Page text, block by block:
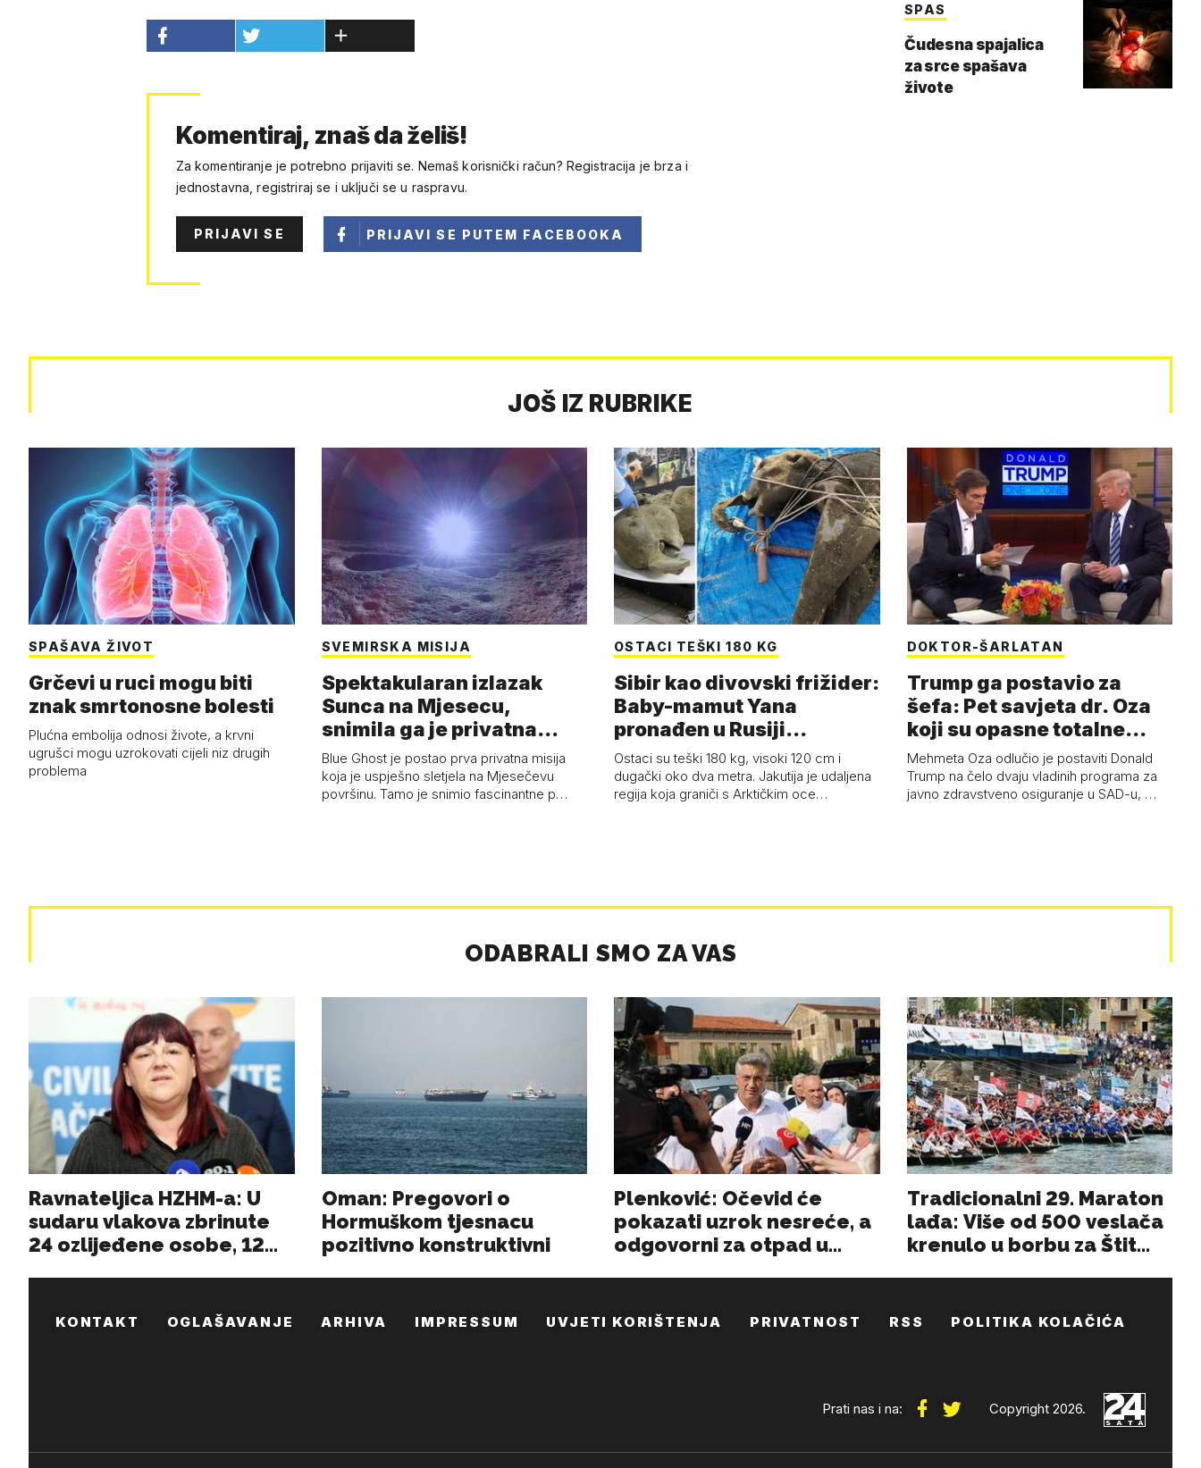
Komentiraj, znaš da želiš!
Za komentiranje je potrebno prijaviti se. Nemaš korisnički račun? Registracija je brza i
jednostavna, registriraj se i uključi se u raspravu.
PRIJAVI SE PRIJAVI SE PUTEM FACEBOOKA
SPAS
Čudesna spajalica
za srce spašava
živote
JOŠ IZ RUBRIKE
SPAŠAVA ŽIVOT
Grčevi u ruci mogu biti
znak smrtonosne bolesti
Plućna embolija odnosi živote, a krvni
ugrušci mogu uzrokovati cijeli niz drugih
problema
SVEMIRSKA MISIJA
Spektakularan izlazak
Sunca na Mjesecu,
snimila ga je privatna
letjelica - 'Pla…
Blue Ghost je postao prva privatna misija
koja je uspješno sletjela na Mjesečevu
površinu. Tamo je snimio fascinantne p…
OSTACI TEŠKI 180 KG
Sibir kao divovski frižider:
Baby-mamut Yana
pronađen u Rusiji
najsačuvaniji je…
Ostaci su teški 180 kg, visoki 120 cm i
dugački oko dva metra. Jakutija je udaljena
regija koja graniči s Arktičkim oce…
DOKTOR-ŠARLATAN
Trump ga postavio za
šefa: Pet savjeta dr. Oza
koji su opasne totalne
budalašti…
Mehmeta Oza odlučio je postaviti Donald
Trump na čelo dvaju vladinih programa za
javno zdravstveno osiguranje u SAD-u, …
KONTAKT OGLAŠAVANJE ARHIVA IMPRESSUM UVJETI KORIŠTENJA PRIVATNOST RSS POLITIKA KOLAČIĆA
Prati nas i na: Copyright 2026.